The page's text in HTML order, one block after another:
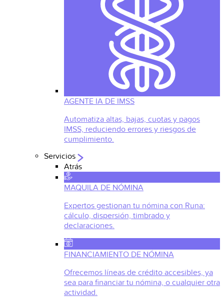
AGENTE IA DE IMSS
Automatiza altas, bajas, cuotas y pagos
IMSS, reduciendo errores y riesgos de
cumplimiento.
Servicios
Atrás
MAQUILA DE NÓMINA
Expertos gestionan tu nómina con Runa:
cálculo, dispersión, timbrado y
declaraciones.
FINANCIAMIENTO DE NÓMINA
Ofrecemos líneas de crédito accesibles, ya
sea para financiar tu nómina, o cualquier otra
actividad.